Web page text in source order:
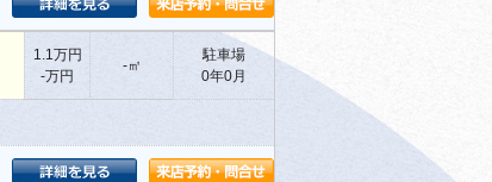
1.1万円
-万円
-㎡
駐車場
0年0月